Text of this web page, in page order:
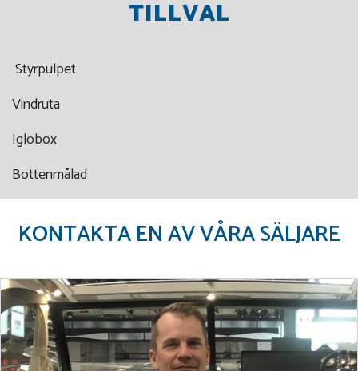
TILLVAL
Styrpulpet
Vindruta
Iglobox
Bottenmålad
KONTAKTA EN AV VÅRA SÄLJARE